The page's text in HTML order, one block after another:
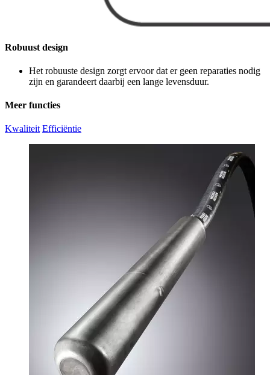
Robuust design
Het robuuste design zorgt ervoor dat er geen reparaties nodig
zijn en garandeert daarbij een lange levensduur.
Meer functies
Kwaliteit Efficiëntie